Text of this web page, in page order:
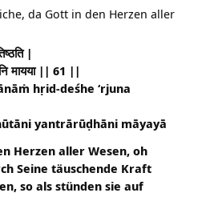
da Gott in den Herzen aller
|
मायया || 61 ||
hṛid-deśhe ‘rjuna
yantrārūḍhāni māyayā
Herzen aller Wesen, oh
Seine täuschende Kraft
so als stünden sie auf